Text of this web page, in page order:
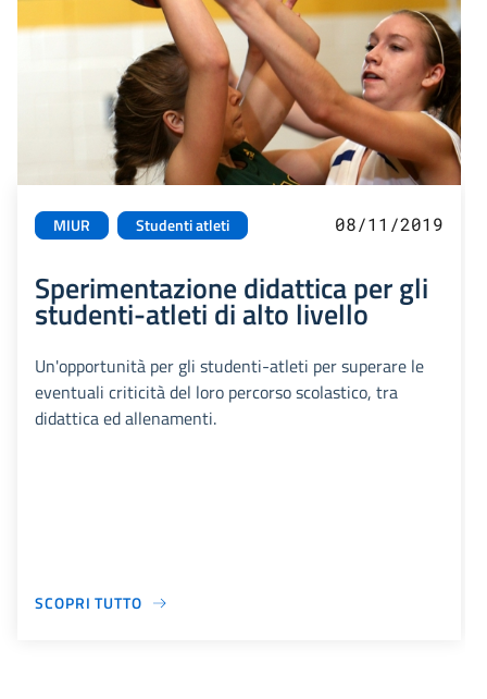
MIUR Studenti atleti 08/11/2019
Sperimentazione didattica per gli
studenti-atleti di alto livello
Un'opportunità per gli studenti-atleti per superare le
eventuali criticità del loro percorso scolastico, tra
didattica ed allenamenti.
SCOPRI TUTTO